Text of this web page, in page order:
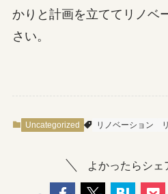
かりと計画を立ててリノベ
さい。
Uncategorized リノベーション
よかったらシェ